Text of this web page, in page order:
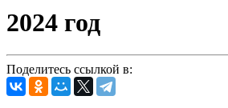
2024 год
Поделитесь ссылкой в: